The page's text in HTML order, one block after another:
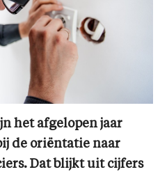
het afgelopen jaar
de oriëntatie naar
Dat blijkt uit cijfers